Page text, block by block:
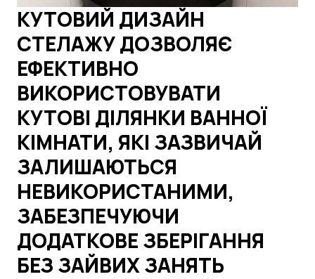
КУТОВИЙ ДИЗАЙН
СТЕЛАЖУ ДОЗВОЛЯЄ
ЕФЕКТИВНО
ВИКОРИСТОВУВАТИ
КУТОВІ ДІЛЯНКИ ВАННОЇ
КІМНАТИ, ЯКІ ЗАЗВИЧАЙ
ЗАЛИШАЮТЬСЯ
НЕВИКОРИСТАНИМИ,
ЗАБЕЗПЕЧУЮЧИ
ДОДАТКОВЕ ЗБЕРІГАННЯ
БЕЗ ЗАЙВИХ ЗАНЯТЬ